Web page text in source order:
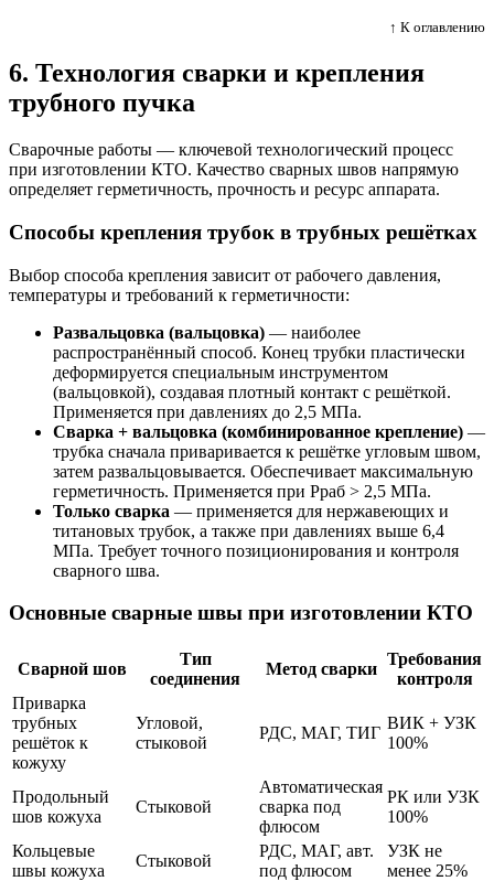
↑ К оглавлению
6. Технология сварки и крепления
трубного пучка
Сварочные работы — ключевой технологический процесс
при изготовлении КТО. Качество сварных швов напрямую
определяет герметичность, прочность и ресурс аппарата.
Способы крепления трубок в трубных решётках
Выбор способа крепления зависит от рабочего давления,
температуры и требований к герметичности:
Развальцовка (вальцовка) — наиболее
распространённый способ. Конец трубки пластически
деформируется специальным инструментом
(вальцовкой), создавая плотный контакт с решёткой.
Применяется при давлениях до 2,5 МПа.
Сварка + вальцовка (комбинированное крепление) —
трубка сначала приваривается к решётке угловым швом,
затем развальцовывается. Обеспечивает максимальную
герметичность. Применяется при Рраб > 2,5 МПа.
Только сварка — применяется для нержавеющих и
титановых трубок, а также при давлениях выше 6,4
МПа. Требует точного позиционирования и контроля
сварного шва.
Основные сварные швы при изготовлении КТО
Сварной шов
Тип
соединения
Метод сварки
Требования
контроля
Приварка
трубных
решёток к
кожуху
Угловой,
стыковой
РДС, МАГ, ТИГ
ВИК + УЗК
100%
Продольный
шов кожуха
Стыковой
Автоматическая
сварка под
флюсом
РК или УЗК
100%
Кольцевые
швы кожуха
Стыковой
РДС, МАГ, авт.
под флюсом
УЗК не
менее 25%